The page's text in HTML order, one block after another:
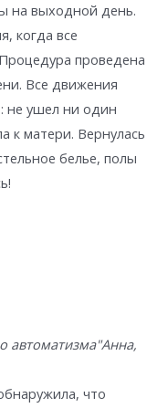
на выходной день.
когда все
проведена
Все движения
не ушел ни один
к матери. Вернулась
белье, полы
автоматизма"Анна,
что